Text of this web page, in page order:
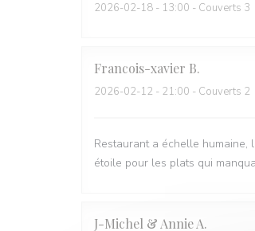
2026-02-18 - 13:00 - Couverts 3
Francois-xavier B
2026-02-12 - 21:00 - Couverts 2
Restaurant a échelle humaine,
étoile pour les plats qui
J-Michel & AnnieA